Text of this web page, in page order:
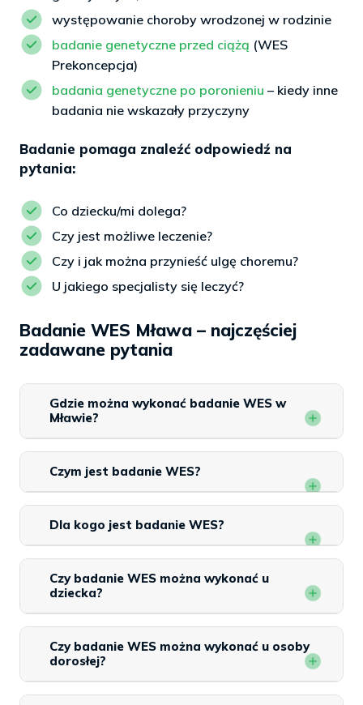
występowanie choroby wrodzonej w rodzinie
badanie genetyczne przed ciążą (WES
Prekoncepcja)
badania genetyczne po poronieniu – kiedy inne
badania nie wskazały przyczyny
Badanie pomaga znaleźć odpowiedź na
pytania:
Co dziecku/mi dolega?
Czy jest możliwe leczenie?
Czy i jak można przynieść ulgę choremu?
U jakiego specjalisty się leczyć?
Badanie WES Mława – najczęściej
zadawane pytania
Gdzie można wykonać badanie WES w
Mławie?
Czym jest badanie WES?
Dla kogo jest badanie WES?
Czy badanie WES można wykonać u
dziecka?
Czy badanie WES można wykonać u osoby
dorosłej?